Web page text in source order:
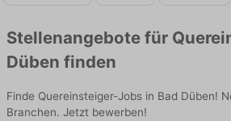
Stellenangebote für
Düben finden
Finde Quereinsteiger-Jobs in Bad Düben!
Branchen. Jetzt bewerben!